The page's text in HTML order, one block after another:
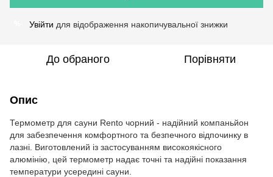
Увійти для відображення накопичувальної знижки
До обраного Порівняти
Опис
Термометр для сауни Rento чорний - надійний компаньйон
для забезпечення комфортного та безпечного відпочинку в
лазні. Виготовлений із застосуванням високоякісного
алюмінію, цей термометр надає точні та надійні показання
температури усередині сауни.